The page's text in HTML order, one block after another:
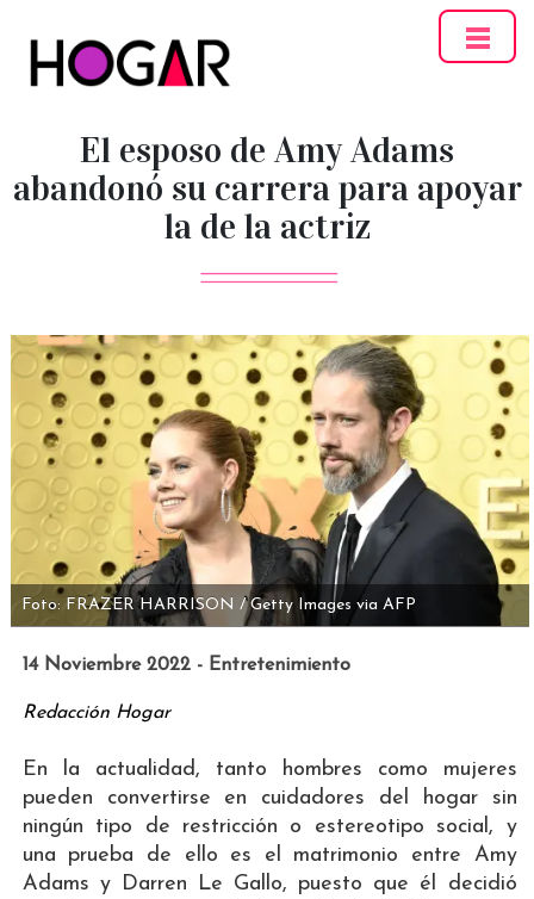
El esposo de Amy Adams
abandonó su carrera para apoyar
la de la actriz
Foto: FRAZER HARRISON / Getty Images via AFP
14 Noviembre 2022 - Entretenimiento
Redacción Hogar
En la actualidad, tanto hombres como mujeres
pueden convertirse en cuidadores del hogar sin
ningún tipo de restricción o estereotipo social, y
una prueba de ello es el matrimonio entre Amy
Adams y Darren Le Gallo, puesto que él decidió